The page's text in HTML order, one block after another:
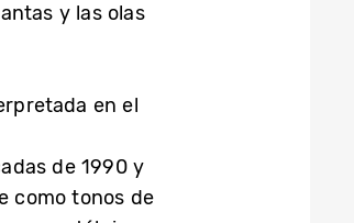
y las olas
en el
de 1990 y
como tonos de